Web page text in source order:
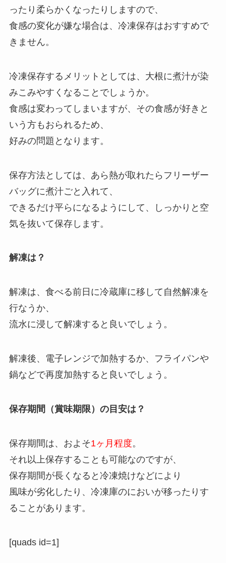
ったり柔らかくなったりしますので、
食感の変化が嫌な場合は、冷凍保存はおすすめで
きません。
冷凍保存するメリットとしては、大根に煮汁が染
みこみやすくなることでしょうか。
食感は変わってしまいますが、その食感が好きと
いう方もおられるため、
好みの問題となります。
保存方法としては、あら熱が取れたらフリーザー
バッグに煮汁ごと入れて、
できるだけ平らになるようにして、しっかりと空
気を抜いて保存します。
解凍は？
解凍は、食べる前日に冷蔵庫に移して自然解凍を
行なうか、
流水に浸して解凍すると良いでしょう。
解凍後、電子レンジで加熱するか、フライパンや
鍋などで再度加熱すると良いでしょう。
保存期間（賞味期限）の目安は？
保存期間は、およそ1ヶ月程度。
それ以上保存することも可能なのですが、
保存期間が長くなると冷凍焼けなどにより
風味が劣化したり、冷凍庫のにおいが移ったりす
ることがあります。
[quads id=1]